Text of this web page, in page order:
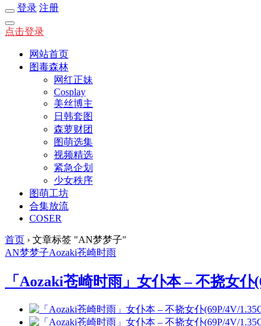
登录 注册
点击登录
网站首页
图毒森林
网红正妹
Cosplay
美丝博主
日韩套图
森萝财团
图萌选集
视频精选
紧急企划
少女秩序
图萌工坊
合集放流
COSER
首页 › 文章标签 "AN梦梦子"
AN梦梦子Aozaki苍崎时雨
「Aozaki苍崎时雨」女仆本 – 不挠女仆